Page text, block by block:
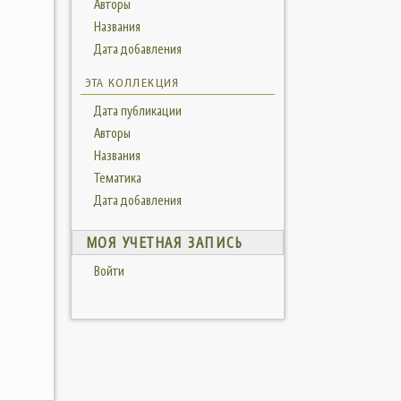
Авторы
Названия
Дата добавления
ЭТА КОЛЛЕКЦИЯ
Дата публикации
Авторы
Названия
Тематика
Дата добавления
МОЯ УЧЕТНАЯ ЗАПИСЬ
Войти